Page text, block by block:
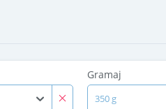
Gramaj
350 g